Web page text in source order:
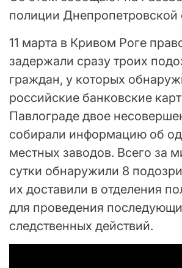
полиции Днепропетровской
11 марта в Кривом Роге
задержали сразу троих
граждан, у которых
российские банковские
Павлограде двое
собирали информацию об
местных заводов. Всего за
сутки обнаружили 8
их доставили в отделения
для проведения
следственных действий.